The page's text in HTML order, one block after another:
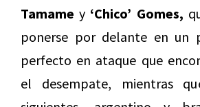
Tamame y ‘Chico’ Gomes,
ponerse por delante en un
perfecto en ataque que
el desempate, mientras